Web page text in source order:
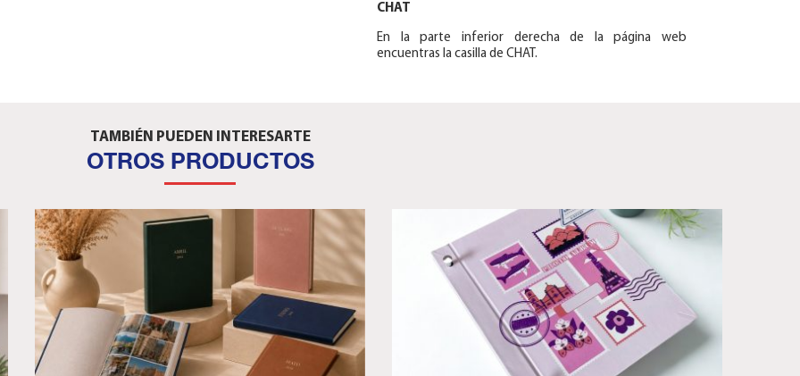
CHAT
En la parte inferior derecha de la página web
encuentras la casilla de CHAT.
TAMBIÉN PUEDEN INTERESARTE
OTROS PRODUCTOS